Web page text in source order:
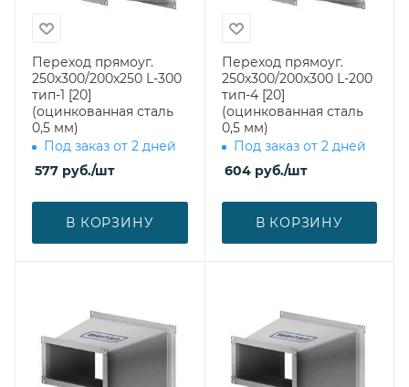
Переход прямоуг.
250х300/200х250 L-300
тип-1 [20]
(оцинкованная сталь
0,5 мм)
Под заказ от 2 дней
577 руб./шт
В КОРЗИНУ
Переход прямоуг.
250х300/200х300 L-200
тип-4 [20]
(оцинкованная сталь
0,5 мм)
Под заказ от 2 дней
604руб./шт
В КОРЗИНУ